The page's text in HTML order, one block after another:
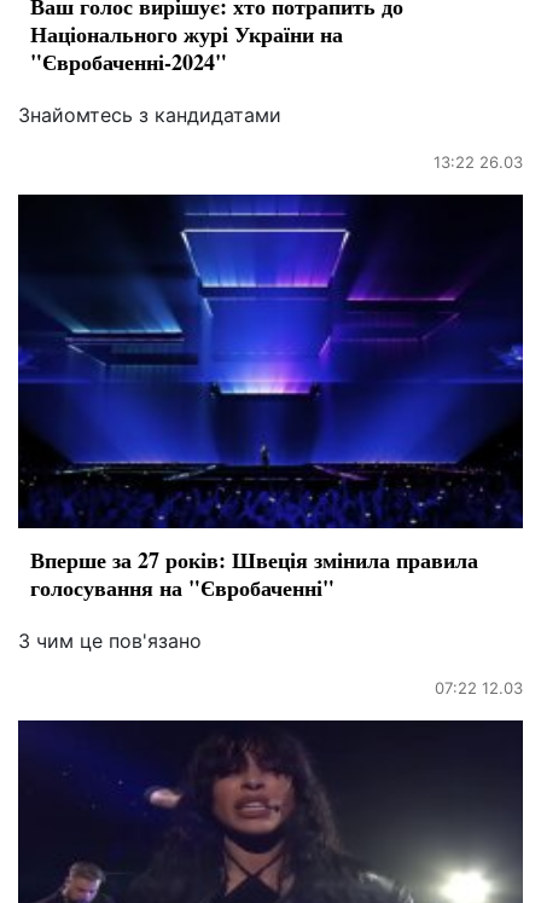
Ваш голос вирішує: хто потрапить до
Національного журі України на
"Євробаченні-2024"
Знайомтесь з кандидатами
13:22 26.03
Вперше за 27 років: Швеція змінила правила
голосування на "Євробаченні"
З чим це пов'язано
07:22 12.03